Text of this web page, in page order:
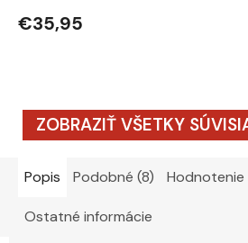
€35,95
ZOBRAZIŤ VŠETKY
Popis Podobné (8) Hodnotenie
Ostatné informácie